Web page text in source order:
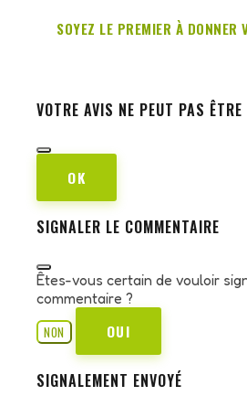
SOYEZ LE PREMIER À DONNER
VOTRE AVIS NE PEUT PAS ÊTRE
OK
SIGNALER LE COMMENTAIRE
Êtes-vous certain de vouloir
commentaire ?
NON
OUI
SIGNALEMENT ENVOYÉ